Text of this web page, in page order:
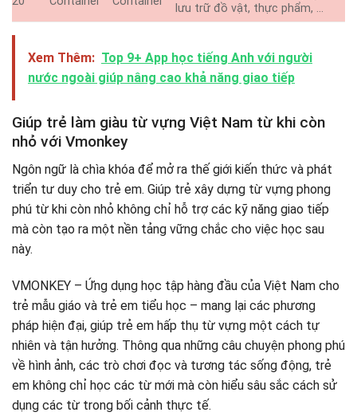
lưu trữ đồ vật, thực phẩm, …
Xem Thêm: Top 9+ App học tiếng Anh với người
nước ngoài giúp nâng cao khả năng giao tiếp
Giúp trẻ làm giàu từ vựng Việt Nam từ khi còn
nhỏ với Vmonkey
Ngôn ngữ là chìa khóa để mở ra thế giới kiến ​​thức và phát
triển tư duy cho trẻ em. Giúp trẻ xây dựng từ vựng phong
phú từ khi còn nhỏ không chỉ hỗ trợ các kỹ năng giao tiếp
mà còn tạo ra một nền tảng vững chắc cho việc học sau
này.
VMONKEY – Ứng dụng học tập hàng đầu của Việt Nam cho
trẻ mẫu giáo và trẻ em tiểu học – mang lại các phương
pháp hiện đại, giúp trẻ em hấp thụ từ vựng một cách tự
nhiên và tận hưởng. Thông qua những câu chuyện phong phú
về hình ảnh, các trò chơi đọc và tương tác sống động, trẻ
em không chỉ học các từ mới mà còn hiểu sâu sắc cách sử
dụng các từ trong bối cảnh thực tế.